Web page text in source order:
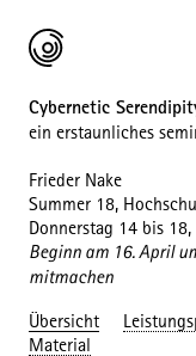
Cybernetic
ein erstaunliches
Frieder Nake
Summer 18,
Donnerstag 14 bis
Beginn am 16. April
mitmachen
Übersicht
Material